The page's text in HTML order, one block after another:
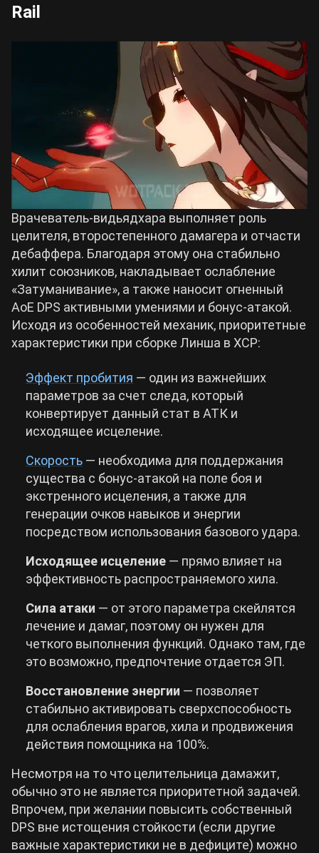
Rail
Врачеватель-видьядхара выполняет роль
целителя, второстепенного дамагера и отчасти
дебаффера. Благодаря этому она стабильно
хилит союзников, накладывает ослабление
«Затуманивание», а также наносит огненный
AoE DPS активными умениями и бонус-атакой.
Исходя из особенностей механик, приоритетные
характеристики при сборке Линша в ХСР:
Эффект пробития — один из важнейших
параметров за счет следа, который
конвертирует данный стат в АТК и
исходящее исцеление.
Скорость — необходима для поддержания
существа с бонус-атакой на поле боя и
экстренного исцеления, а также для
генерации очков навыков и энергии
посредством использования базового удара.
Исходящее исцеление — прямо влияет на
эффективность распространяемого хила.
Сила атаки — от этого параметра скейлятся
лечение и дамаг, поэтому он нужен для
четкого выполнения функций. Однако там, где
это возможно, предпочтение отдается ЭП.
Восстановление энергии — позволяет
стабильно активировать сверхспособность
для ослабления врагов, хила и продвижения
действия помощника на 100%.
Несмотря на то что целительница дамажит,
обычно это не является приоритетной задачей.
Впрочем, при желании повысить собственный
DPS вне истощения стойкости (если другие
важные характеристики не в дефиците) можно